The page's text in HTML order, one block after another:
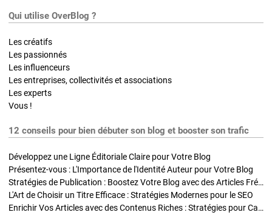
Qui utilise OverBlog ?
Les créatifs
Les passionnés
Les influenceurs
Les entreprises, collectivités et associations
Les experts
Vous !
12 conseils pour bien débuter son blog et booster son trafic
Développez une Ligne Éditoriale Claire pour Votre Blog
Présentez-vous : L'Importance de l'Identité Auteur pour Votre Blog
Stratégies de Publication : Boostez Votre Blog avec des Articles Fréquents et Exclusifs
L'Art de Choisir un Titre Efficace : Stratégies Modernes pour le SEO
Enrichir Vos Articles avec des Contenus Riches : Stratégies pour Captiver et Optimiser